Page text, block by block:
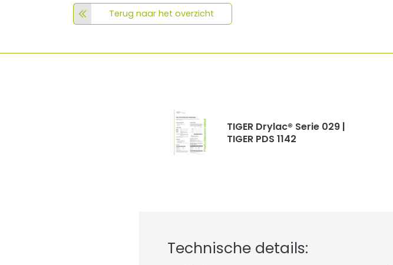
Terug naar het overzicht
TIGER Drylac® Serie 029 |
TIGER PDS 1142
Technische details: